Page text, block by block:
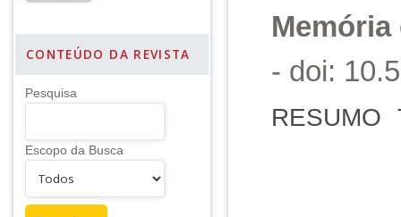
CONTEÚDO DA REVISTA
Pesquisa
Escopo da Busca
- doi:
RESUMO